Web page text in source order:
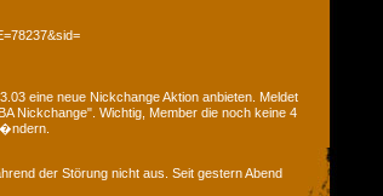
eine neue Nickchange Aktion anbieten. Meldet
Nickchange". Wichtig, Member die noch keine 4
der Störung nicht aus. Seit gestern Abend